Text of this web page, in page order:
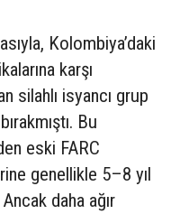
Kolombiya’daki
karşı
silahlı isyancı grup
Bu
eski FARC
genellikle 5–8 yıl
daha ağır